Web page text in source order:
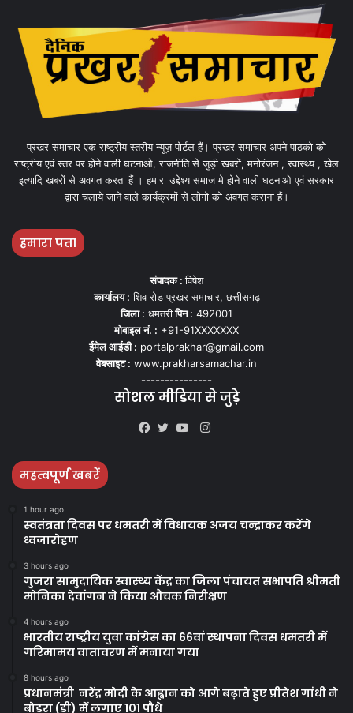
प्रखर समाचार एक राष्ट्रीय स्तरीय न्यूज़ पोर्टल हैं। प्रखर समाचार अपने पाठको को
राष्ट्रीय एवं स्तर पर होने वाली घटनाओ, राजनीति से जुड़ी खबरों, मनोरंजन , स्वास्थ्य , खेल
इत्यादि खबरों से अवगत करता हैं । हमारा उद्देश्य समाज मे होने वाली घटनाओ एवं सरकार
द्वारा चलाये जाने वाले कार्यक्रमों से लोगो को अवगत कराना हैं।
हमारा पता
संपादक :विषेश
कार्यालय : शिव रोड प्रखर समाचार, छत्तीसगढ़
जिला : धमतरीपिन : 492001
मोबाइल नं. : +91-91XXXXXXX
ईमेल आईडी : portalprakhar@gmail.com
वेबसाइट : www.prakharsamachar.in
---------------
सोशल मीडिया से जुड़े
Instagram
महत्वपूर्ण खबरें
1 hour ago
स्वतंत्रता दिवस पर धमतरी में विधायक अजय चन्द्राकर करेंगे
ध्वजारोहण
3 hours ago
गुजरा सामुदायिक स्वास्थ्य केंद्र का जिला पंचायत सभापति श्रीमती
मोनिका देवांगन ने किया औचक निरीक्षण
4 hours ago
भारतीय राष्ट्रीय युवा कांग्रेस का 66वां स्थापना दिवस धमतरी में
गरिमामय वातावरण में मनाया गया
8 hours ago
प्रधानमंत्री नरेंद्र मोदी के आह्वान को आगे बढ़ाते हुए प्रीतेश गांधी ने
बोड़रा (डी) में लगाए 101 पौधे